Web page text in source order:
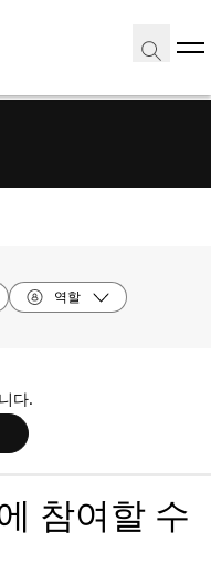
역할
다.
참여할 수